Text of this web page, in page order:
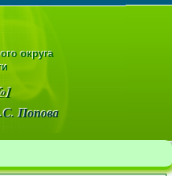
округа
Попова